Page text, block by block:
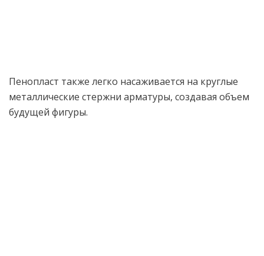
Пенопласт также легко насаживается на круглые
металлические стержни арматуры, создавая объем
будущей фигуры.